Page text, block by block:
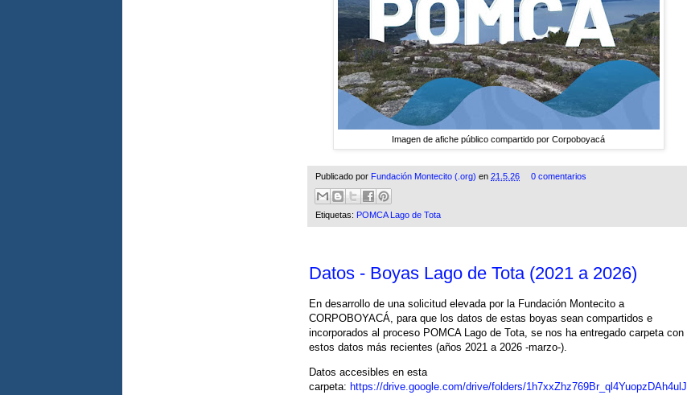
Imagen de afiche público compartido por Corpoboyacá
Publicado por Fundación Montecito (.org) en 21.5.26 0 comentarios
Etiquetas: POMCA Lago de Tota
Datos - Boyas Lago de Tota (2021 a 2026)
En desarrollo de una solicitud elevada por la Fundación Montecito a
CORPOBOYACÁ, para que los datos de estas boyas sean compartidos e
incorporados al proceso POMCA Lago de Tota, se nos ha entregado carpeta con
estos datos más recientes (años 2021 a 2026 -marzo-).
Datos accesibles en esta
carpeta: https://drive.google.com/drive/folders/1h7xxZhz769Br_ql4YuopzDAh4ulJ